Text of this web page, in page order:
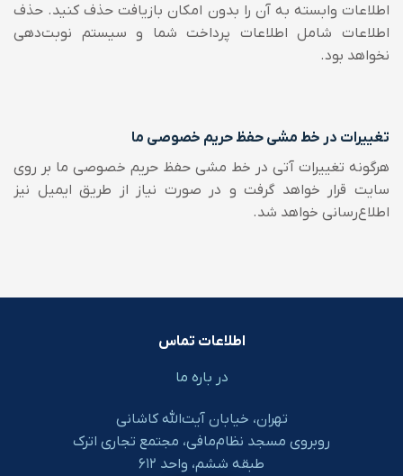
اطلاعات وابسته به آن را بدون امکان بازیافت حذف کنید. حذف
اطلاعات شامل اطلاعات پرداخت شما و سیستم نوبت‌دهی
نخواهد بود.
تغییرات در خط مشی حفظ حریم خصوصی ما
هرگونه تغییرات آتی در خط مشی حفظ حریم خصوصی ما بر روی
سایت قرار خواهد گرفت و در صورت نیاز از طریق ایمیل نیز
اطلاع‌رسانی خواهد شد.
اطلاعات تماس
در باره ما
تهران، خیابان آیت‌الله کاشانی
روبروی مسجد نظام‌مافی، مجتمع تجاری اترک
طبقه ششم، واحد ۶۱۲